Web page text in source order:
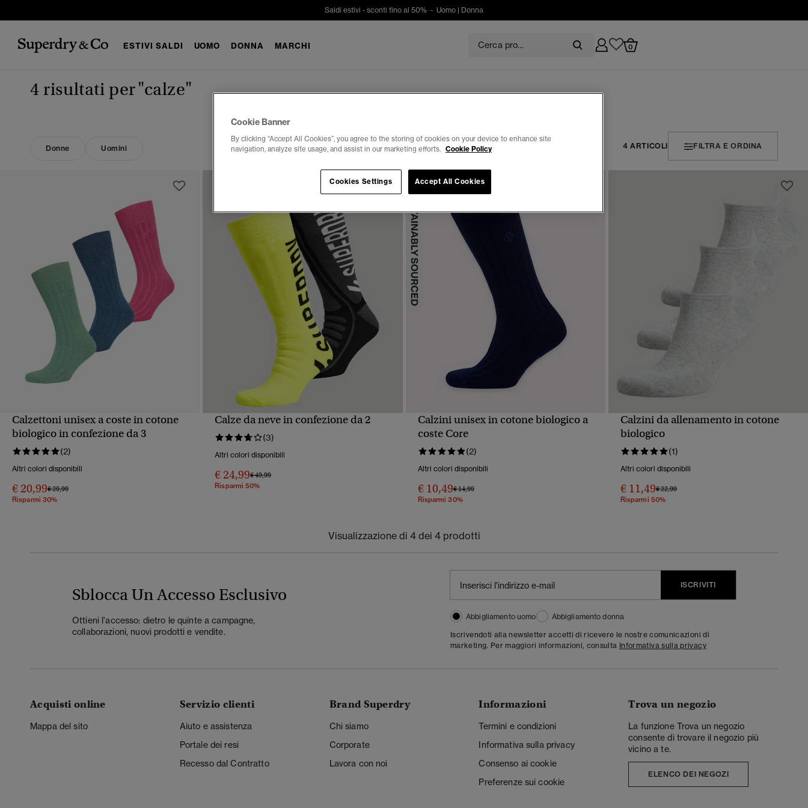
Saldi estivi - sconti fino al 50% - Uomo | Donna
ESTIVI SALDI UOMO DONNA MARCHI 0
4 risultati per"calze"
Donne Uomini 4 ARTICOLI FILTRA E ORDINA
VISUALIZZAZIONE RAPIDA
Calzettoni unisex a coste in cotone
biologico in confezione da 3
(2)
Altri colori disponibili
€ 20,99Prezzo ridotto da
€ 29,99a
Risparmi 30%
Calze da neve in confezione da 2
(3)
Altri colori disponibili
€ 24,99Prezzo ridotto da
€ 49,99a
Risparmi 50%
Calzini unisex in cotone biologico a
coste Core
(2)
Altri colori disponibili
€ 10,49Prezzo ridotto da
€ 14,99a
Risparmi 30%
Calzini da allenamento in cotone
biologico
(1)
Altri colori disponibili
€ 11,49Prezzo ridotto da
€ 22,99a
Risparmi 50%
Visualizzazione di 4 dei 4 prodotti
Sblocca Un Accesso Esclusivo
Ottieni l'accesso: dietro le quinte a campagne,
collaborazioni, nuovi prodotti e vendite.
ISCRIVITI
Abbigliamento uomo
Abbigliamento donna
Iscrivendoti alla newsletter accetti di ricevere le nostre comunicazioni di
marketing. Per maggiori informazioni, consulta Informativa sulla privacy
Acquisti online
Mappa del sito
Servizio clienti
Aiuto e assistenza
Portale dei resi
Recesso dal Contratto
Brand Superdry
Chi siamo
Corporate
Lavora con noi
Informazioni
Termini e condizioni
Informativa sulla privacy
Consenso ai cookie
Preferenze sui cookie
Trova un negozio
La funzione Trova un negozio
consente di trovare il negozio più
vicino a te.
ELENCO DEI NEGOZI
Cookie Banner
By clicking “Accept All Cookies”, you agree to the storing of cookies on your device to enhance site
navigation, analyze site usage, and assist in our marketing efforts. Cookie Policy
Cookies Settings Accept All Cookies